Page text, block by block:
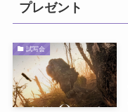
プレゼント
試写会